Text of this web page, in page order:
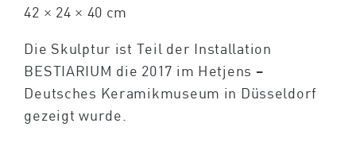
42 × 24 × 40 cm
Die Skulptur ist Teil der Installation
BESTIARIUM die 2017 im Hetjens –
Deutsches Keramikmuseum in Düsseldorf
gezeigt wurde.